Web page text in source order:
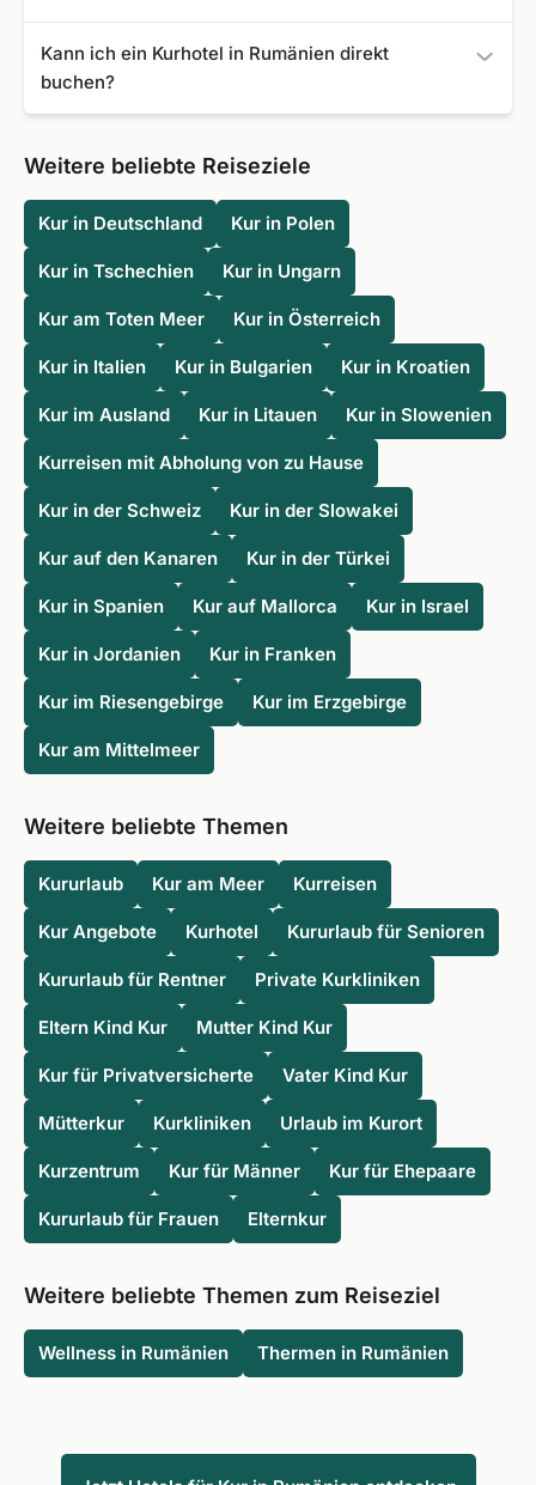
Bäder, Heilschlammbehandlungen oder Trinkkuren mit
mineralhaltigem Wasser. Diese Therapien unterstützen
Regeneration und Wohlbefinden.
Kann ich ein Kurhotel in Rumänien direkt
buchen?
Kurreisen und Hotels in Rumänien bequem online buchen
Weitere beliebte Reiseziele
Kur in Deutschland Kur in Polen
Kur in Tschechien Kur in Ungarn
Kur am Toten Meer Kur in Österreich
Kur in Italien Kur in Bulgarien Kur in Kroatien
Kur im Ausland Kur in Litauen Kur in Slowenien
Kurreisen mit Abholung von zu Hause
Kur in der Schweiz Kur in der Slowakei
Kur auf den Kanaren Kur in der Türkei
Kur in Spanien Kur auf Mallorca Kur in Israel
Kur in Jordanien Kur in Franken
Kur im Riesengebirge Kur im Erzgebirge
Kur am Mittelmeer
Weitere beliebte Themen
Kururlaub Kur am Meer Kurreisen
Kur Angebote Kurhotel Kururlaub für Senioren
Kururlaub für Rentner Private Kurkliniken
Eltern Kind Kur Mutter Kind Kur
Kur für Privatversicherte Vater Kind Kur
Mütterkur Kurkliniken Urlaub im Kurort
Kurzentrum Kur für Männer Kur für Ehepaare
Kururlaub für Frauen Elternkur
Weitere beliebte Themen zum Reiseziel
Wellness in Rumänien Thermen in Rumänien